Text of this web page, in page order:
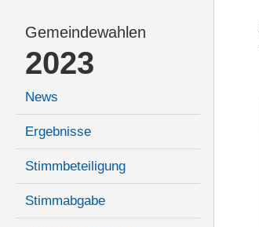
Gemeindewahlen
2023
News
Ergebnisse
Stimmbeteiligung
Stimmabgabe